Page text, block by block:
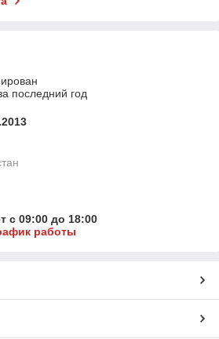
последний год
с 09:00 до 18:00
работы